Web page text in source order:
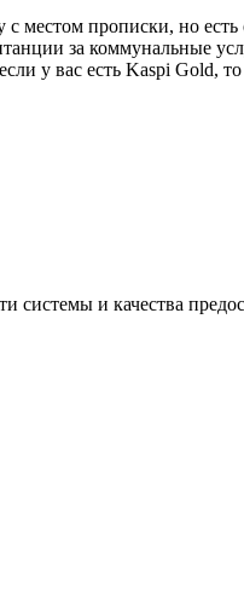
местом прописки, но есть
за коммунальные
у вас есть Kaspi Gold,
системы и качества